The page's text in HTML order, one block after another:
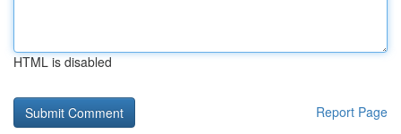
HTML is disabled
Report Page